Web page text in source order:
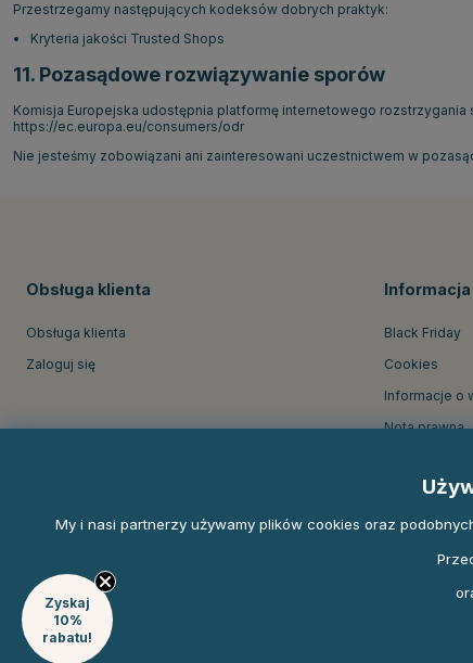
Przestrzegamy następujących kodeksów dobrych praktyk:
Kryteria jakości Trusted Shops
11. Pozasądowe rozwiązywanie sporów
Komisja Europejska udostępnia platformę internetowego rozstrzygania
https://ec.europa.eu/consumers/odr
Nie jesteśmy zobowiązani ani zainteresowani uczestnictwem w
Obsługa klienta
Obsługa klienta
Zaloguj się
Informacja
Black Friday
Cookies
Informacje o
Nota prawna
Regulamin
My i nasi partnerzy używamy plików cookies oraz
Zyskaj
10%
rabatu!